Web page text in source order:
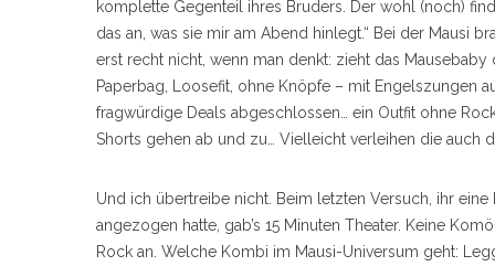
komplette Gegenteil ihres Bruders. Der wohl (noch)
das an, was sie mir am Abend hinlegt.“ Bei der Mausi
erst recht nicht, wenn man denkt: zieht das
Paperbag, Loosefit, ohne Knöpfe – mit Engelszungen
fragwürdige Deals abgeschlossen… ein Outfit ohne
Shorts gehen ab und zu… Vielleicht verleihen die auch
Und ich übertreibe nicht. Beim letzten Versuch, ihr
angezogen hatte, gab’s 15 Minuten Theater. Keine
Rock an. Welche Kombi im Mausi-Universum geht: